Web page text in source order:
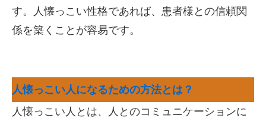
す。人懐っこい性格であれば、患者様との信頼関
係を築くことが容易です。
人懐っこい人になるための方法とは？
人懐っこい人とは、人とのコミュニケーションに